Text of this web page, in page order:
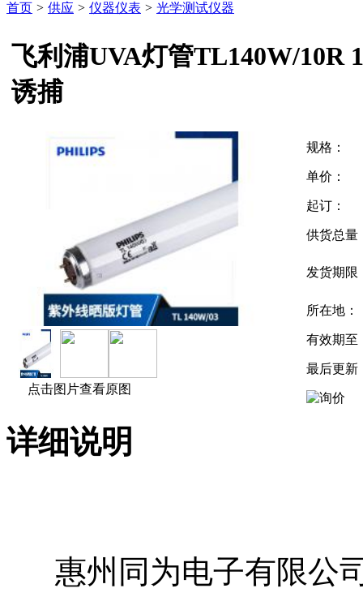
首页 > 供应 > 仪器仪表 > 光学测试仪器
飞利浦UVA灯管TL140W/10R
诱捕
点击图片查看原图
规格：
单价：
起订：
供货总量
发货期限
所在地：
有效期至
最后更新
详细说明
惠州同为电子有限公